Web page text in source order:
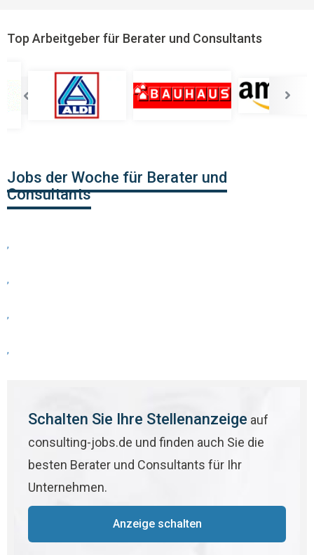
Top Arbeitgeber für Berater und Consultants
Jobs der Woche für Berater und
Consultants
,
,
,
,
Schalten Sie Ihre Stellenanzeige auf
consulting-jobs.de und finden auch Sie die
besten Berater und Consultants für Ihr
Unternehmen.
Anzeige schalten